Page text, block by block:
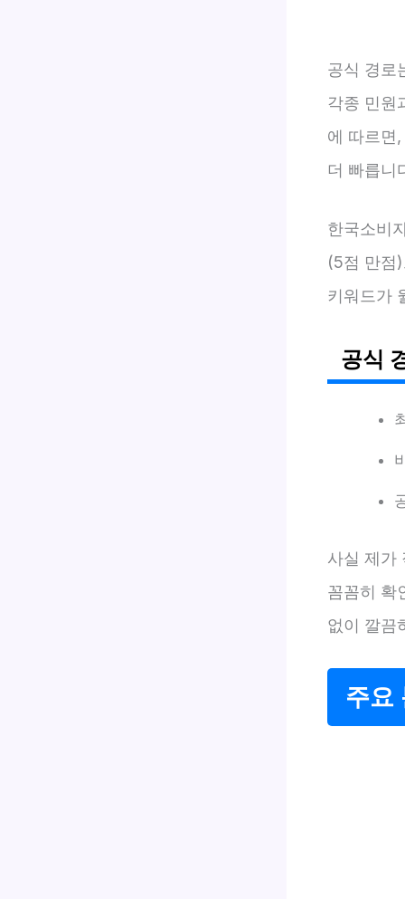
공식 경로
각종 민원
에 따르면
더 빠릅니
한국소비
(5점 만점
키워드가
공식
사실 제가
꼼꼼히 확
없이 깔끔
주요